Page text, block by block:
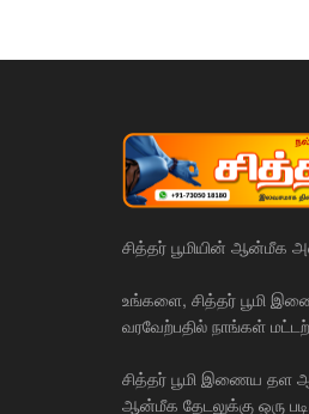
சித்தர் பூமியின் ஆன்மீக
உங்களை, சித்தர் பூமி
வரவேற்பதில் நாங்கள்
சித்தர் பூமி இணைய தள
ஆன்மீக தேடலுக்கு ஒரு